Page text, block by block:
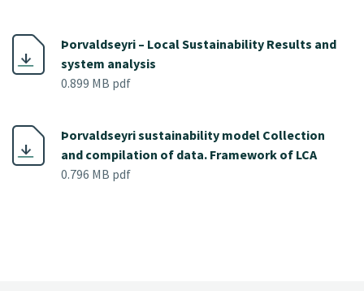
Þorvaldseyri – Local Sustainability Results and
system analysis
0.899 MB pdf
Þorvaldseyri sustainability model Collection
and compilation of data. Framework of LCA
0.796 MB pdf